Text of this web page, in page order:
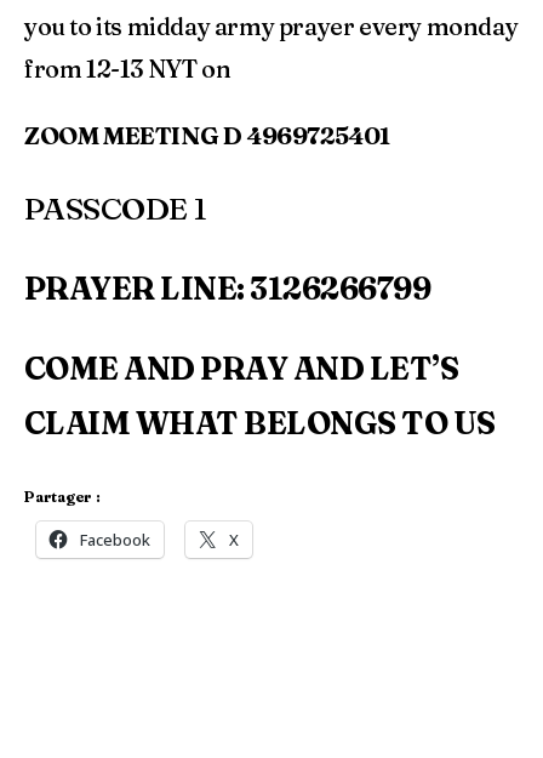
you to its midday army prayer every monday
from 12-13 NYT on
ZOOM MEETING D 4969725401
PASSCODE 1
PRAYER LINE: 3126266799
COME AND PRAY AND LET’S
CLAIM WHAT BELONGS TO US
Partager :
Facebook X